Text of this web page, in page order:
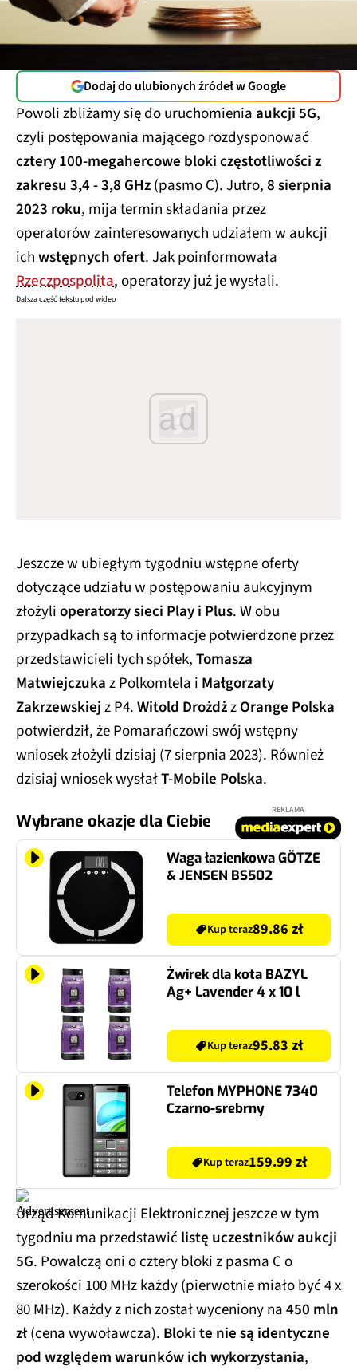
Dodaj do ulubionych źródeł w Google
Powoli zbliżamy się do uruchomieniaaukcji 5G,
czyli postępowania mającego rozdysponować
cztery 100-megahercowe bloki częstotliwości z
zakresu 3,4 - 3,8 GHz(pasmo C). Jutro,8 sierpnia
2023 roku, mija termin składania przez
operatorów zainteresowanych udziałem w aukcji
ichwstępnych ofert. Jak poinformowała
Rzeczpospolita, operatorzy już je wysłali.
Dalsza część tekstu pod wideo
ad
Jeszcze w ubiegłym tygodniu wstępne oferty
dotyczące udziału w postępowaniu aukcyjnym
złożylioperatorzy sieci Play i Plus. W obu
przypadkach są to informacje potwierdzone przez
przedstawicieli tych spółek,Tomasza
Matwiejczukaz Polkomtela i Małgorzaty
Zakrzewskiejz P4.Witold DrożdżzOrange Polska
potwierdził, że Pomarańczowi swój wstępny
wniosek złożyli dzisiaj (7 sierpnia 2023). Również
dzisiaj wniosek wysłałT-Mobile Polska.
Wybrane okazje dla Ciebie
REKLAMA
Waga łazienkowa GÖTZE
& JENSEN BS502
Kup teraz89.86 zł
Żwirek dla kota BAZYL
Ag+ Lavender 4 x 10 l
Kup teraz95.83 zł
Telefon MYPHONE 7340
Czarno-srebrny
Kup teraz159.99 zł
Urząd Komunikacji Elektronicznej jeszcze w tym
tygodniu ma przedstawić listę uczestników aukcji
5G. Powalczą oni o cztery bloki z pasma C o
szerokości 100 MHz każdy (pierwotnie miało być 4 x
80 MHz). Każdy z nich został wyceniony na450 mln
zł(cena wywoławcza). Bloki te nie są identyczne
pod względem warunków ich wykorzystania,